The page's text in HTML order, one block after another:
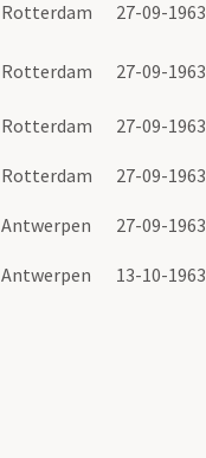
Rotterdam
27-09-1963
Rotterdam 27-09-1963
Rotterdam 27-09-1963
Rotterdam 27-09-1963
Antwerpen 27-09-1963
Antwerpen 13-10-1963